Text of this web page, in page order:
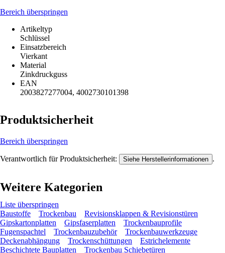
Bereich überspringen
Artikeltyp
Schlüssel
Einsatzbereich
Vierkant
Material
Zinkdruckguss
EAN
2003827277004, 4002730101398
Produktsicherheit
Bereich überspringen
Verantwortlich für Produktsicherheit: Siehe Herstellerinformationen .
Weitere Kategorien
Liste überspringen
Baustoffe
Trockenbau
Revisionsklappen & Revisionstüren
Gipskartonplatten
Gipsfaserplatten
Trockenbauprofile
Fugenspachtel
Trockenbauzubehör
Trockenbauwerkzeuge
Deckenabhängung
Trockenschüttungen
Estrichelemente
Beschichtete Bauplatten
Trockenbau Schiebetüren